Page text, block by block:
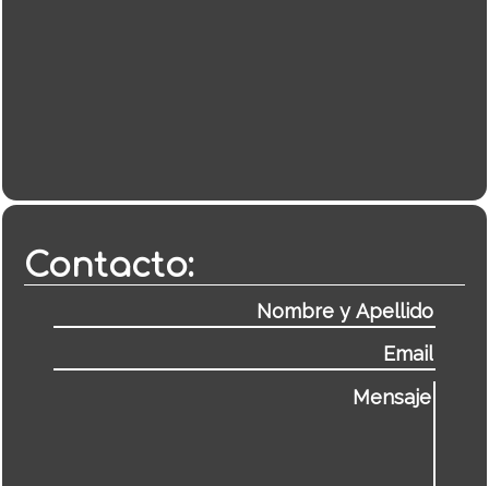
Contacto: